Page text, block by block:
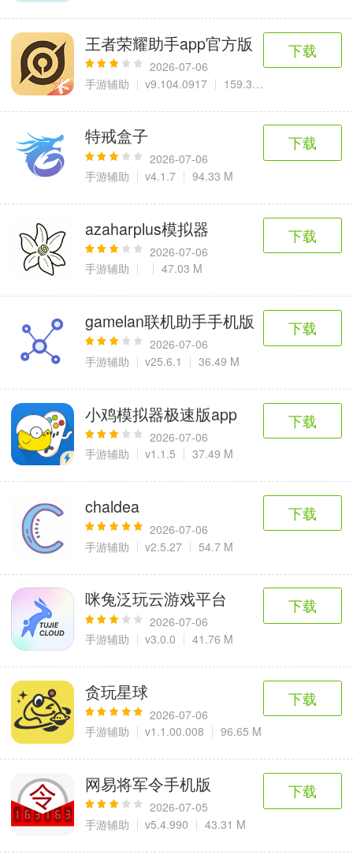
王者荣耀助手app官方版
2026-07-06
手游辅助
v9.104.0917 159.3 M
下载
特戒盒子
2026-07-06
手游辅助
v4.1.7 94.33 M
下载
azaharplus模拟器
2026-07-06
手游辅助
47.03 M
下载
gamelan联机助手手机版
2026-07-06
手游辅助
v25.6.1 36.49 M
下载
小鸡模拟器极速版app
2026-07-06
手游辅助
v1.1.5 37.49 M
下载
chaldea
2026-07-06
手游辅助
v2.5.27 54.7 M
下载
咪兔泛玩云游戏平台
2026-07-06
手游辅助
v3.0.0 41.76 M
下载
贪玩星球
2026-07-06
手游辅助
v1.1.00.008 96.65 M
下载
网易将军令手机版
2026-07-05
手游辅助
v5.4.990 43.31 M
下载